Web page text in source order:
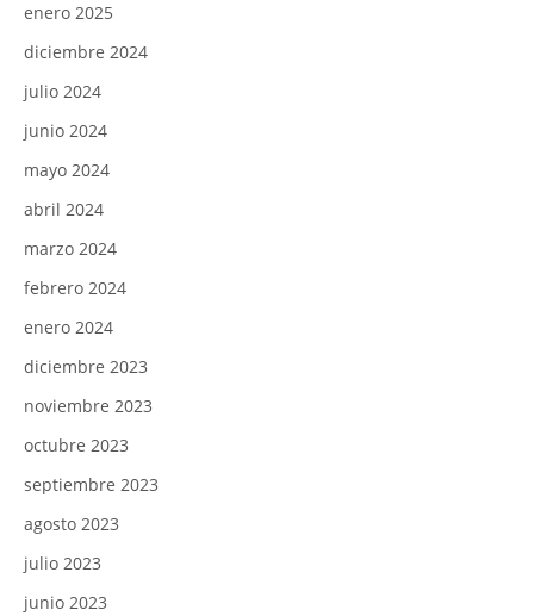
enero 2025
diciembre 2024
julio 2024
junio 2024
mayo 2024
abril 2024
marzo 2024
febrero 2024
enero 2024
diciembre 2023
noviembre 2023
octubre 2023
septiembre 2023
agosto 2023
julio 2023
junio 2023